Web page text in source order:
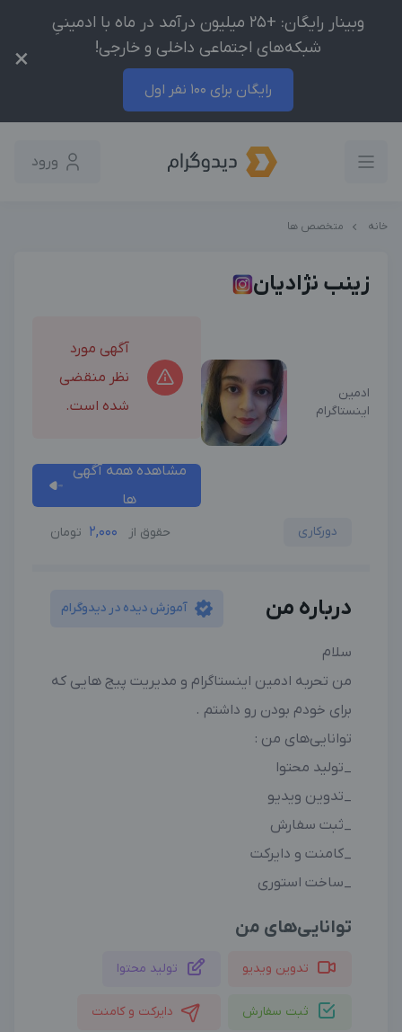
وبینار رایگان: +25 میلیون درآمد در ماه با ادمینیِ
شبکه‌های اجتماعی داخلی و خارجی!
رایگان برای 100 نفر اول
×
ورود
خانه متخصص ها
زینب نژادیان
ادمین
اینستاگرام
آگهی مورد
نظر منقضی
شده است.
مشاهده همه آگهی
ها
دورکاری حقوق از 2,000 تومان
درباره من آموزش دیده در دیدوگرام
سلام
من تحربه ادمین اینستاگرام و مدیریت پیج هایی که
برای خودم بودن رو داشتم .
توانایی‌های من :
_تولید محتوا
_تدوین ویدیو
_ثبت سفارش
_کامنت و دایرکت
_ساخت استوری
توانایی‌های من
تدوین ویدیو تولید محتوا
ثبت سفارش دایرکت و کامنت